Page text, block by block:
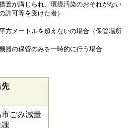
置が講じられ、環境汚染のおそれがない
許可等を受けた者）
方メートルを超えないの場合（保管場所
器の保管のみを一時的に行う場合
先
ごみ減量